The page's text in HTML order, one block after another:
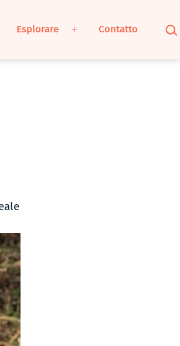
Esplorare
Apri
Contatto